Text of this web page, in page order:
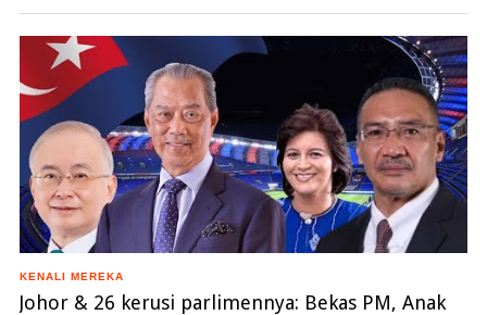
KENALI MEREKA
Johor & 26 kerusi parlimennya: Bekas PM, Anak